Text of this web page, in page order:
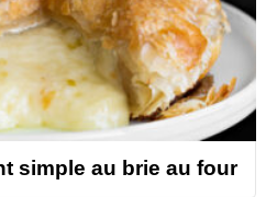
simple au brie au four